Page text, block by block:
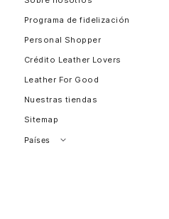
Programa de fidelización
Personal Shopper
Crédito Leather Lovers
Leather For Good
Nuestras tiendas
Sitemap
Países